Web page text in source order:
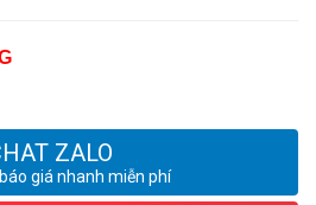
ZALO
giá nhanh miễn phí